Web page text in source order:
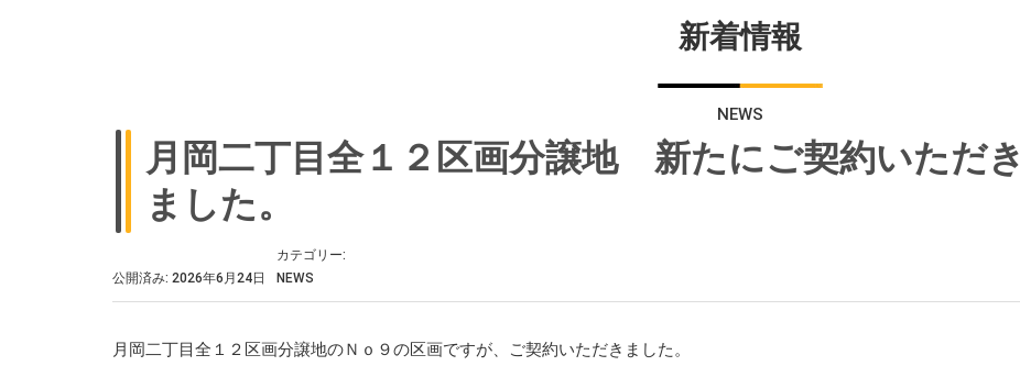
新着情報
NEWS
月岡二丁目全１２区画分譲地 新たにご契約いただき
ました。
公開済み: 2026年6月24日
カテゴリー:
NEWS
月岡二丁目全１２区画分譲地のＮｏ９の区画ですが、ご契約いただきました。